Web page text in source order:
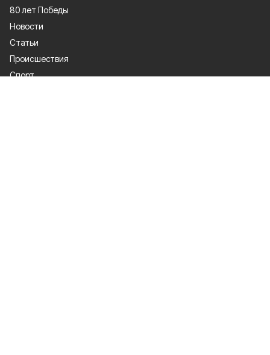
80 лет Победы
Новости
Статьи
Происшествия
Спорт